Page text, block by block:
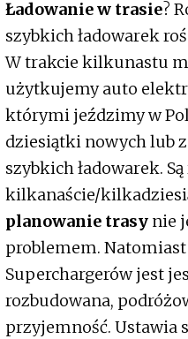
Ładowanie w trasie?
szybkich ładowarek
W trakcie kilkunastu
użytkujemy auto
którymi jeździmy w
dziesiątki nowych lub
szybkich ładowarek.
kilkanaście/
planowanie trasy nie
problemem. Natomiast
Superchargerów jest
rozbudowana,
przyjemność. Ustawia